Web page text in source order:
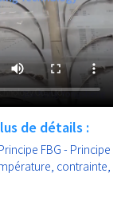
de détails :
FBG - Principe
contrainte,